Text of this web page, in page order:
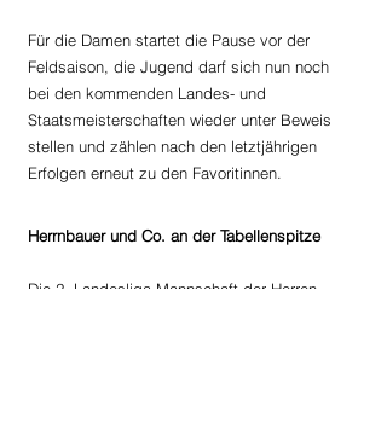
Für die Damen startet die Pause vor der
Feldsaison, die Jugend darf sich nun noch
bei den kommenden Landes- und
Staatsmeisterschaften wieder unter Beweis
stellen und zählen nach den letztjährigen
Erfolgen erneut zu den Favoritinnen.
Herrnbauer und Co. an der Tabellenspitze
Die 2. Landesliga-Mannschaft der Herren